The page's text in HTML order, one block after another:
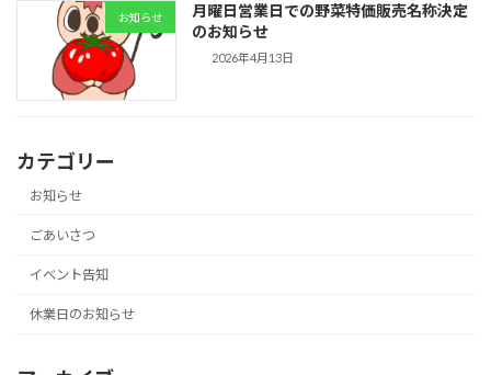
お知らせ
月曜日営業日での野菜特価販売名称決定
のお知らせ
2026年4月13日
カテゴリー
お知らせ
ごあいさつ
イベント告知
休業日のお知らせ